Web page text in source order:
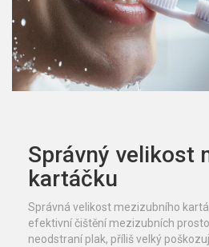
Správný velikost
kartáčku
Správná velikost mezizubního
efektivní čištění mezizubních
neodstraní plak, příliš velký